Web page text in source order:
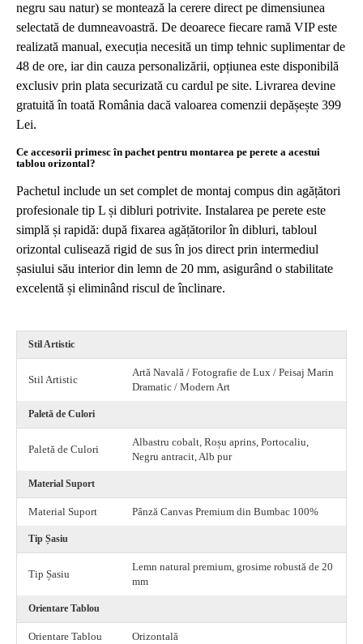
negru sau natur) se montează la cerere direct pe dimensiunea
selectată de dumneavoastră. De deoarece fiecare ramă VIP este
realizată manual, execuția necesită un timp tehnic suplimentar de
48 de ore, iar din cauza personalizării, opțiunea este disponibilă
exclusiv prin plata securizată cu cardul pe site. Livrarea devine
gratuită în toată România dacă valoarea comenzii depășește 399
Lei.
Ce accesorii primesc în pachet pentru montarea pe perete a acestui
tablou orizontal?
Pachetul include un set complet de montaj compus din agățători
profesionale tip L și dibluri potrivite. Instalarea pe perete este
simplă și rapidă: după fixarea agățătorilor în dibluri, tabloul
orizontal culisează rigid de sus în jos direct prin intermediul
șasiului său interior din lemn de 20 mm, asigurând o stabilitate
excelentă și eliminând riscul de înclinare.
Stil Artistic
Stil Artistic
Artă Navală / Fotografie de Lux / Peisaj Marin
Dramatic / Modern Art
Paletă de Culori
Paletă de Culori
Albastru cobalt, Roșu aprins, Portocaliu,
Negru antracit, Alb pur
Material Suport
Material Suport Pânză Canvas Premium din Bumbac 100%
Tip Șasiu
Tip Șasiu
Lemn natural premium, grosime robustă de 20
mm
Orientare Tablou
Orientare Tablou Orizontală